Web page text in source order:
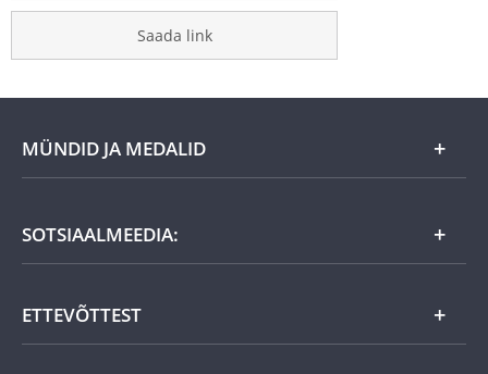
Saada link
MÜNDID JA MEDALID
Kuu eripakkumine
Kingiideed
Eesti tooted
SOTSIAALMEEDIA:
ETTEVÕTTEST